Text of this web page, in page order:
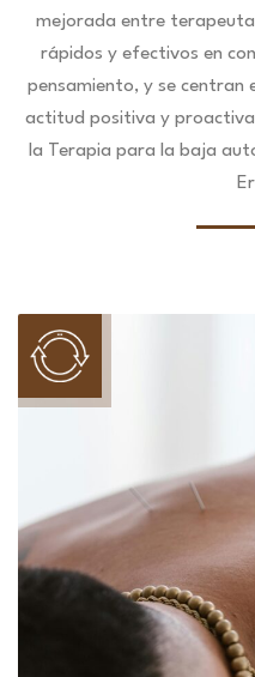
mejorada entre
rápidos y efectivos en
pensamiento, y se centran
actitud positiva y
la Terapia para la baja